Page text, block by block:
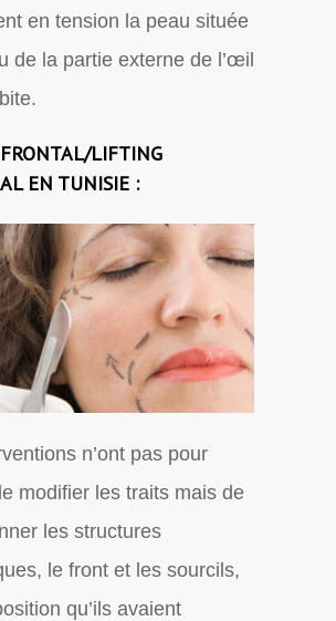
en tension la peau située
de la partie externe de l’œil
LIFTING
EN TUNISIE :
n’ont pas pour
modifier les traits mais de
les structures
le front et les sourcils,
qu’ils avaient